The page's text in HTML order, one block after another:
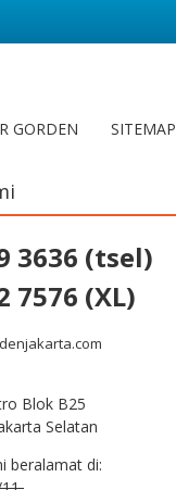
GORDEN SITEMAP
3636 (tsel)
7576 (XL)
Blok B25
Selatan
beralamat di: